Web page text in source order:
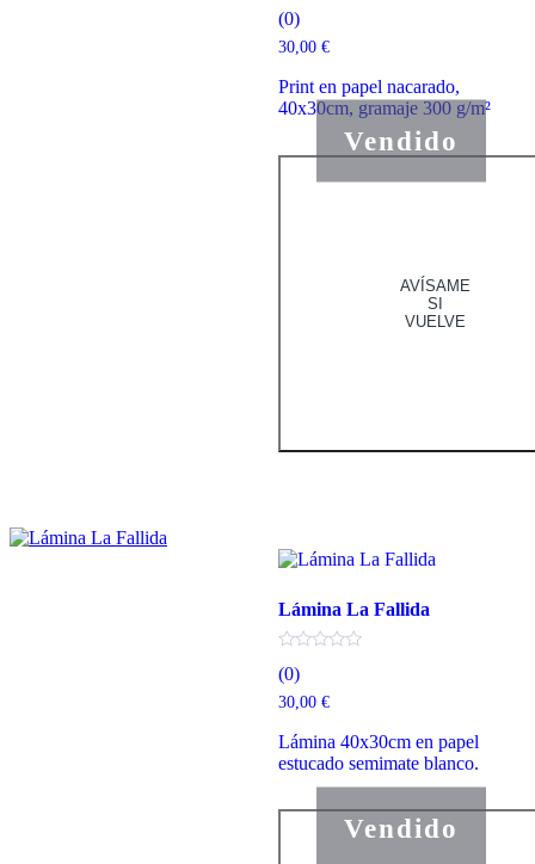
Vendido
(0)
30,00 €
Print en papel nacarado,
40x30cm, gramaje 300 g/m²
AVÍSAME
SI
VUELVE
Vendido
Lámina La Fallida
(0)
30,00 €
Lámina 40x30cm en papel
estucado semimate blanco.